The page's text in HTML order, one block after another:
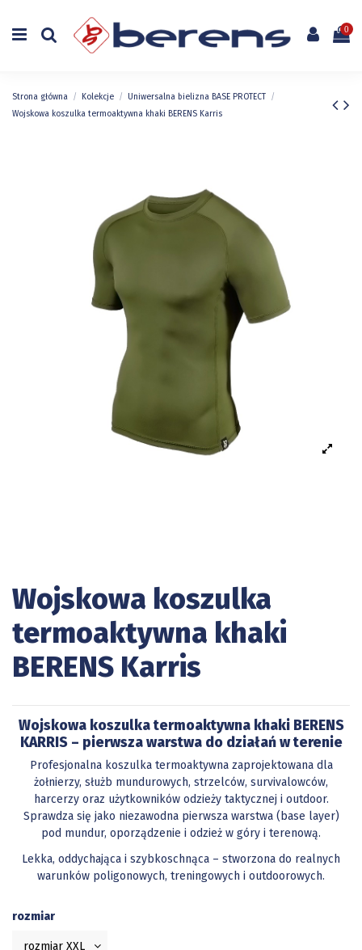
0
Strona główna Kolekcje
Uniwersalna bielizna BASE PROTECT
Wojskowa koszulka termoaktywna khaki BERENS Karris
Wojskowa koszulka
termoaktywna khaki
BERENS Karris
Wojskowa koszulka termoaktywna khaki BERENS
KARRIS – pierwsza warstwa do działań w terenie
Profesjonalna koszulka termoaktywna zaprojektowana dla
żołnierzy, służb mundurowych, strzelców, survivalowców,
harcerzy oraz użytkowników odzieży taktycznej i outdoor.
Sprawdza się jako niezawodna pierwsza warstwa (base layer)
pod mundur, oporządzenie i odzież w góry i terenową.
Lekka, oddychająca i szybkoschnąca – stworzona do realnych
warunków poligonowych, treningowych i outdoorowych.
rozmiar